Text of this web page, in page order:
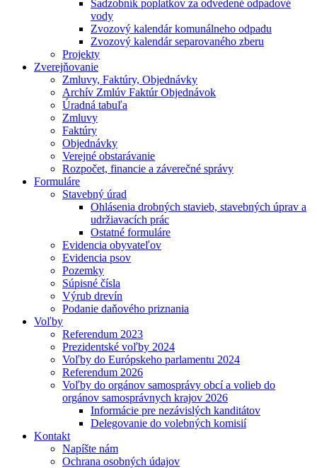
Sadzobník poplatkov za odvedené odpadové
vody
Zvozový kalendár komunálneho odpadu
Zvozový kalendár separovaného zberu
Projekty
Zverejňovanie
Zmluvy, Faktúry, Objednávky
Archív Zmlúv Faktúr Objednávok
Úradná tabuľa
Zmluvy
Faktúry
Objednávky
Verejné obstarávanie
Rozpočet, financie a záverečné správy
Formuláre
Stavebný úrad
Ohlásenia drobných stavieb, stavebných úprav a
udržiavacích prác
Ostatné formuláre
Evidencia obyvateľov
Evidencia psov
Pozemky
Súpisné čísla
Výrub drevín
Podanie daňového priznania
Voľby
Referendum 2023
Prezidentské voľby 2024
Voľby do Európskeho parlamentu 2024
Referendum 2026
Voľby do orgánov samosprávy obcí a volieb do
orgánov samosprávnych krajov 2026
Informácie pre nezávislých kanditátov
Delegovanie do volebných komisií
Kontakt
Napíšte nám
Ochrana osobných údajov